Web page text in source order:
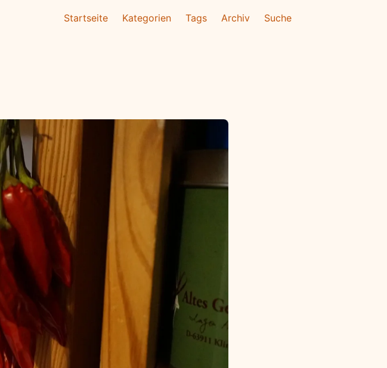
Startseite Kategorien Tags Archiv Suche